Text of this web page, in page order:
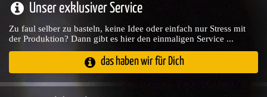
Unser exklusiver Service
Zu faul selber zu basteln, keine Idee oder einfach nur Stress mit
der Produktion? Dann gibt es hier den einmaligen Service ...
das haben wir für Dich